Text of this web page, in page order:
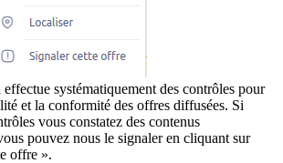
systématiquement des contrôles pour
et la conformité des offres diffusées. Si
vous constatez des contenus
pouvez nous le signaler en cliquant sur
offre ».